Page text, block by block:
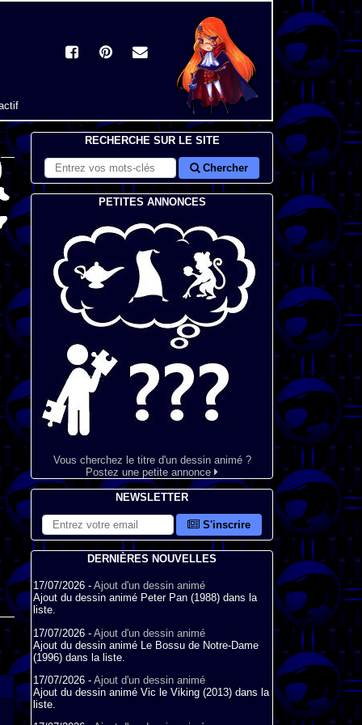
RECHERCHE SUR LE SITE
Chercher
PETITES ANNONCES
Vous cherchez le titre d'un dessin animé ?
Postez une petite annonce
NEWSLETTER
S'inscrire
DERNIÈRES NOUVELLES
17/07/2026 - Ajout d'un dessin animé
Ajout du dessin animé Peter Pan (1988) dans la
liste.
17/07/2026 - Ajout d'un dessin animé
Ajout du dessin animé Le Bossu de Notre-Dame
(1996) dans la liste.
17/07/2026 - Ajout d'un dessin animé
Ajout du dessin animé Vic le Viking (2013) dans la
liste.